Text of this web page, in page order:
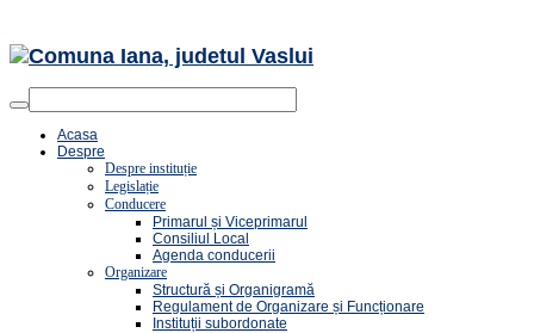
Acasa
Despre
Despre instituție
Legislație
Conducere
Primarul și Viceprimarul
Consiliul Local
Agenda conducerii
Organizare
Structură și Organigramă
Regulament de Organizare și Funcționare
Instituții subordonate